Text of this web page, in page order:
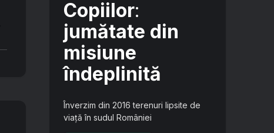
Copiilor:
jumătate din
misiune
îndeplinită
Înverzim din 2016 terenuri lipsite de
viață în sudul României